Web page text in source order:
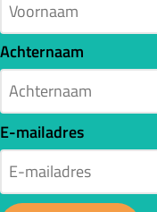
Achternaam
E-mailadres